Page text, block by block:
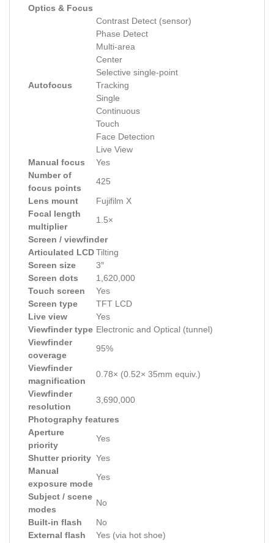
Optics & Focus
Autofocus
Contrast Detect (sensor)
Phase Detect
Multi-area
Center
Selective single-point
Tracking
Single
Continuous
Touch
Face Detection
Live View
Manual focus
Yes
Number of
focus points
425
Lens mount
Fujifilm X
Focal length
multiplier
1.5×
Screen / viewfinder
Articulated LCDTilting
Screen size
3″
Screen dots
1,620,000
Touch screen
Yes
Screen type
TFT LCD
Live view
Yes
Viewfinder type Electronic and Optical (tunnel)
Viewfinder
coverage
95%
Viewfinder
magnification
0.78× (0.52× 35mm equiv.)
Viewfinder
resolution
3,690,000
Photography features
Aperture
priority
Yes
Shutter priority Yes
Manual
exposure mode
Yes
Subject / scene
modes
No
Built-in flash
No
External flash
Yes (via hot shoe)